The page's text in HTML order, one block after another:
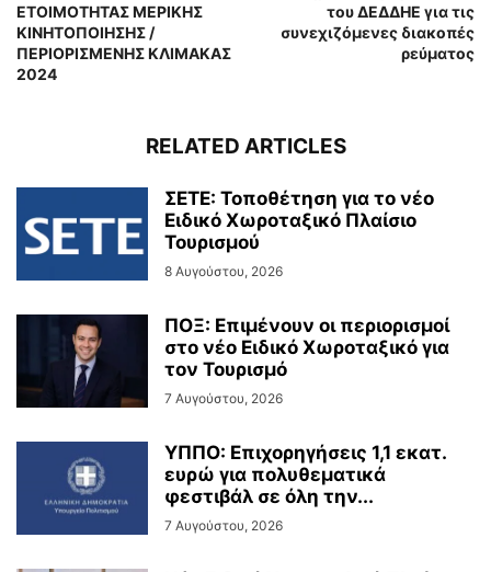
ΕΤΟΙΜΟΤΗΤΑΣ ΜΕΡΙΚΗΣ
ΚΙΝΗΤΟΠΟΙΗΣΗΣ /
ΠΕΡΙΟΡΙΣΜΕΝΗΣ ΚΛΙΜΑΚΑΣ
2024
του ΔΕΔΔΗΕ για τις
συνεχιζόμενες διακοπές
ρεύματος
RELATED ARTICLES
ΣΕΤΕ: Τοποθέτηση για το νέο
Ειδικό Χωροταξικό Πλαίσιο
Τουρισμού
8 Αυγούστου, 2026
ΠΟΞ: Επιμένουν οι περιορισμοί
στο νέο Ειδικό Χωροταξικό για
τον Τουρισμό
7 Αυγούστου, 2026
ΥΠΠΟ: Επιχορηγήσεις 1,1 εκατ.
ευρώ για πολυθεματικά
φεστιβάλ σε όλη την...
7 Αυγούστου, 2026